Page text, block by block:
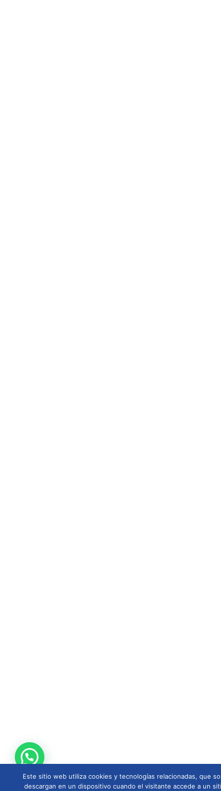
Este sitio web utiliza cookies y tecnologías relacionadas, que
descargan en un dispositivo cuando el visitante accede a un